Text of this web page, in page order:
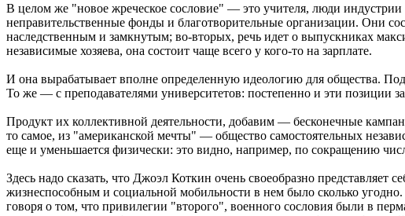
В целом же "новое жреческое сословие" — это учителя, люди
неправительственные фонды и благотворительные организации. Они
наследственным и замкнутым; во-вторых, речь идет о выпускниках
независимые хозяева, она состоит чаще всего у кого-то на зарплате.
И она вырабатывает вполне определенную идеологию для общества.
То же — с преподавателями университетов: постепенно и эти
Продукт их коллективной деятельности, добавим — бесконечные
то самое, из "американской мечты" — общество самостоятельных
еще и уменьшается физически: это видно, например, по сокращению
Здесь надо сказать, что Джоэл Коткин очень своеобразно
жизнеспособным и социальной мобильности в нем было сколько
говоря о том, что привилегии "второго", военного сословия были в